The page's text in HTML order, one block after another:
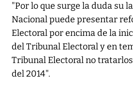
"Por lo que surge la duda su
Nacional puede presentar
Electoral por encima de la
del Tribunal Electoral y en
Tribunal Electoral no
del 2014".